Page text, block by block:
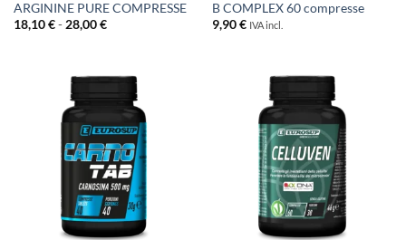
ARGININE PURE COMPRESSE
18,10€ - 28,00€Fascia
28,00 €
B COMPLEX 60 compresse
9,90€ IVA incl.